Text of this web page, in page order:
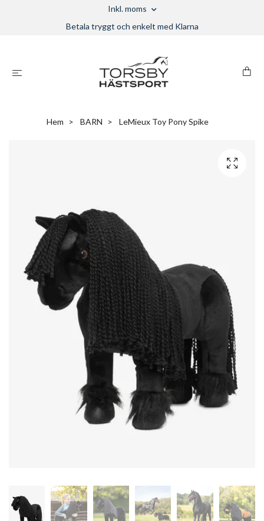
Inkl. moms
Betala tryggt och enkelt med Klarna
Hem BARN LeMieux Toy Pony Spike